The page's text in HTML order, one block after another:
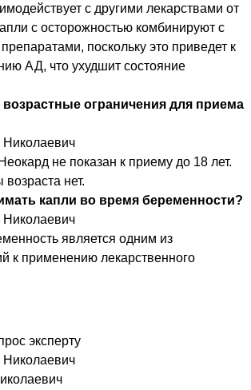
с другими лекарствами от
с осторожностью комбинируют с
поскольку это приведет к
АД, что ухудшит состояние
ограничения для приема
не показан к приему до 18 лет.
нет.
капли во время беременности?
является одним из
к применению лекарственного
эксперту